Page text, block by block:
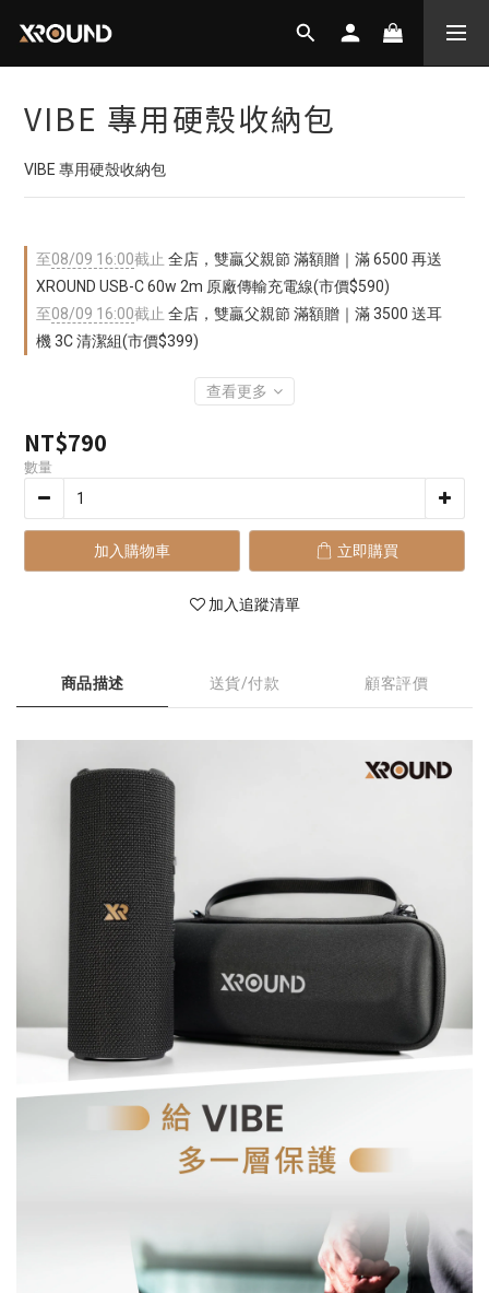
VIBE 專用硬殼收納包
VIBE 專用硬殼收納包
至08/09 16:00截止 全店，雙贏父親節 滿額贈｜滿 6500 再送
XROUND USB-C 60w 2m 原廠傳輸充電線(市價$590)
至08/09 16:00截止 全店，雙贏父親節 滿額贈｜滿 3500 送耳
機 3C 清潔組(市價$399)
查看更多
NT$790
數量
加入購物車 立即購買
加入追蹤清單
商品描述 送貨/付款 顧客評價